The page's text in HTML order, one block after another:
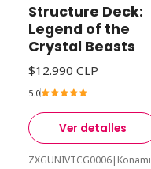
Structure Deck:
Legend of the
Crystal Beasts
$12.990 CLP
5.0
Ver detalles
ZXGUNIVTCG0006| Konami